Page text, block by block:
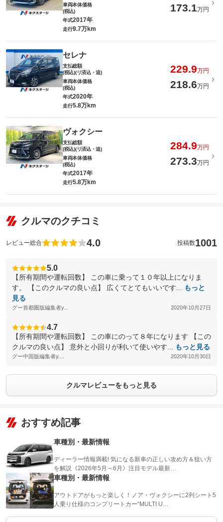
車両本体価格
(税込)
173.1万円
年式2017年
走行9.7万km
セレナ
支払総額
(税込)(リ済込・追)
229.9万円
車両本体価格
(税込)
218.6万円
年式2020年
走行5.8万km
ヴォクシー
支払総額
(税込)(リ済込・追)
284.9万円
車両本体価格
(税込)
273.3万円
年式2017年
走行5.8万km
クルマのクチコミ
レビュー総合 4.0 投稿数1001
5.0
【所有期間や運転回数】 この車に乗って１０年以上になりま
す。 【このクルマの良い点】 広くてとてもいいです...
もっと
見る
グー首都圏版編集者y... 2020年10月27日
4.7
【所有期間や運転回数】 この車にのって８年になります 【この
クルマの良い点】 意外と小回りが利いて使いやす...
もっと見る
グー中国版編集者y.... 2020年10月30日
クルマレビューをもっと見る
おすすめ記事
車種別・最新情報
ディーラー情報満載! 気になる新車の正しい攻め方＆狙い方
を解説《2026年5月～6月》注目モデル最新…
車種別・最新情報
アウトドアがもっと楽しく！ノア・ヴォクシーに2列シート5
人乗り仕様のコンプリートカー“MULTI U…